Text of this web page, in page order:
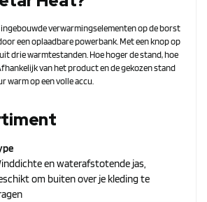
verwarmingselementen op de borst
een oplaadbare powerbank. Met een knop op
drie warmtestanden. Hoe hoger de stand, hoe
van het product en de gekozen stand
warm op een volle accu.
en waterafstotende jas,
om buiten over je kleding te